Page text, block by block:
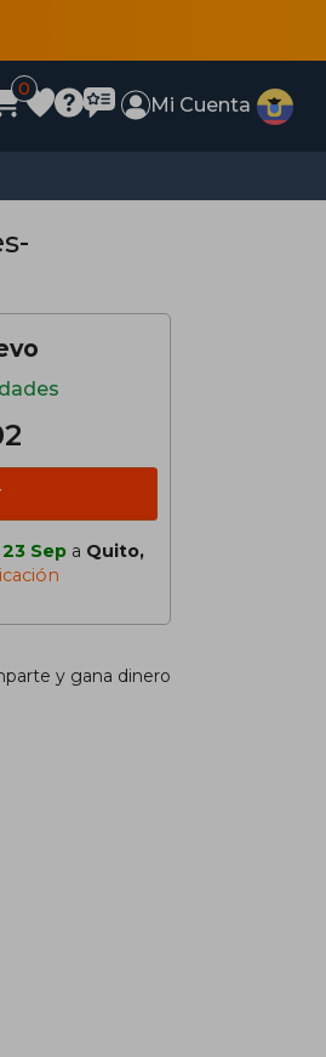
0
Mi Cuenta
Sep a Quito,
y gana dinero